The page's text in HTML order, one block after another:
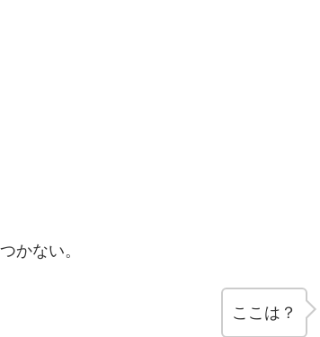
かない。
ここは？